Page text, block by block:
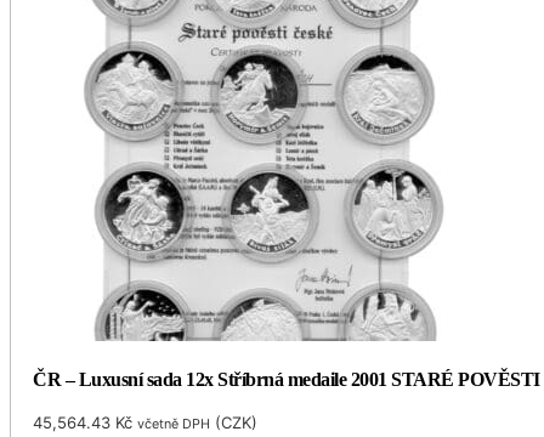
ČR – Luxusní sada 12x Stříbrná medaile 2001 STARÉ
45,564.43 Kč včetně DPH (CZK)